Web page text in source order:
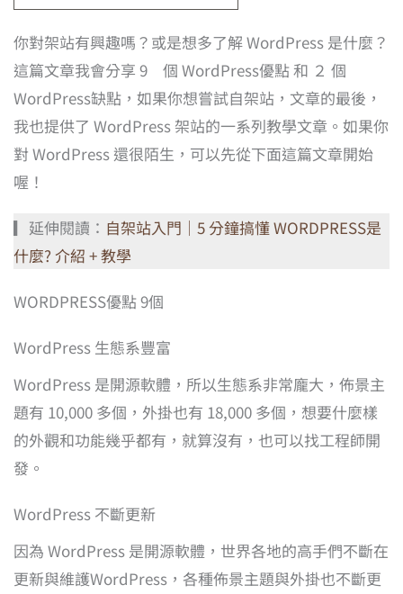
你對架站有興趣嗎？或是想多了解 WordPress 是什麼？
這篇文章我會分享 9 個 WordPress優點 和 ２ 個
WordPress缺點，如果你想嘗試自架站，文章的最後，
我也提供了 WordPress 架站的一系列教學文章。如果你
對 WordPress 還很陌生，可以先從下面這篇文章開始
喔！
▎延伸閱讀： 自架站入門｜5 分鐘搞懂 WORDPRESS是
什麼? 介紹 + 教學
WORDPRESS優點 9個
WordPress 生態系豐富
WordPress 是開源軟體，所以生態系非常龐大，佈景主
題有 10,000 多個，外掛也有 18,000 多個，想要什麼樣
的外觀和功能幾乎都有，就算沒有，也可以找工程師開
發。
WordPress 不斷更新
因為 WordPress 是開源軟體，世界各地的高手們不斷在
更新與維護WordPress，各種佈景主題與外掛也不斷更